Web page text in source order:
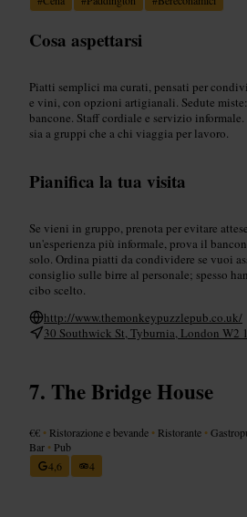
Cosa aspettarsi
Piatti semplici ma curati, pensati per
e vini, con opzioni artigianali. Sedute
bancone. Staff cordiale e servizio
sia a gruppi che a chi viaggia per lavoro.
Pianifica la tua visita
Se vieni in gruppo, prenota per evitare
un'esperienza più informale, prova il
solo. Ordina piatti da condividere se vuoi
consiglio sulle birre al personale; spesso
cibo scelto.
http://www.themonkeypuzzlepub.co.uk/
30 Southwick St, Tyburnia, London W2
The Bridge House
€€ • Ristorazione e bevande • Ristorante •
Bar • Pub
4,6
4